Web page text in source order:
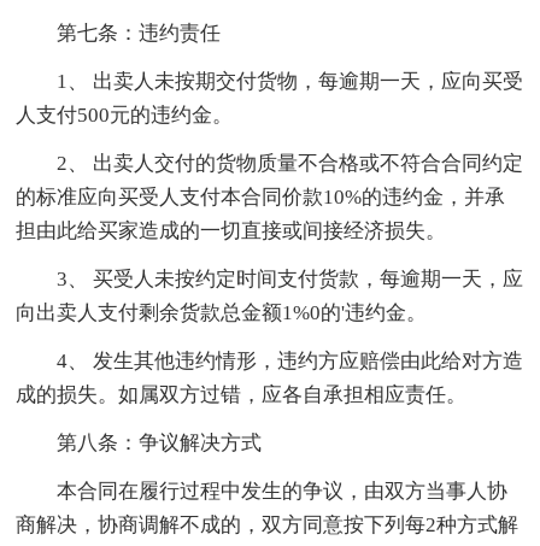
第七条：违约责任
1、 出卖人未按期交付货物，每逾期一天，应向买受
人支付500元的违约金。
2、 出卖人交付的货物质量不合格或不符合合同约定
的标准应向买受人支付本合同价款10%的违约金，并承
担由此给买家造成的一切直接或间接经济损失。
3、 买受人未按约定时间支付货款，每逾期一天，应
向出卖人支付剩余货款总金额1%0的'违约金。
4、 发生其他违约情形，违约方应赔偿由此给对方造
成的损失。如属双方过错，应各自承担相应责任。
第八条：争议解决方式
本合同在履行过程中发生的争议，由双方当事人协
商解决，协商调解不成的，双方同意按下列每2种方式解